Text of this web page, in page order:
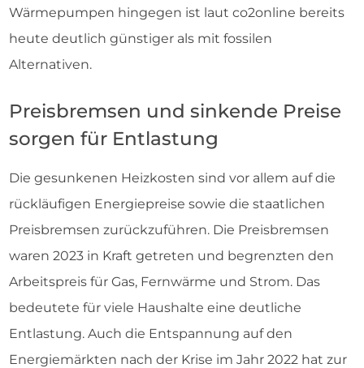
Wärmepumpen hingegen ist laut co2online bereits
heute deutlich günstiger als mit fossilen
Alternativen.
Preisbremsen und sinkende Preise
sorgen für Entlastung
Die gesunkenen Heizkosten sind vor allem auf die
rückläufigen Energiepreise sowie die staatlichen
Preisbremsen zurückzuführen. Die Preisbremsen
waren 2023 in Kraft getreten und begrenzten den
Arbeitspreis für Gas, Fernwärme und Strom. Das
bedeutete für viele Haushalte eine deutliche
Entlastung. Auch die Entspannung auf den
Energiemärkten nach der Krise im Jahr 2022 hat zur